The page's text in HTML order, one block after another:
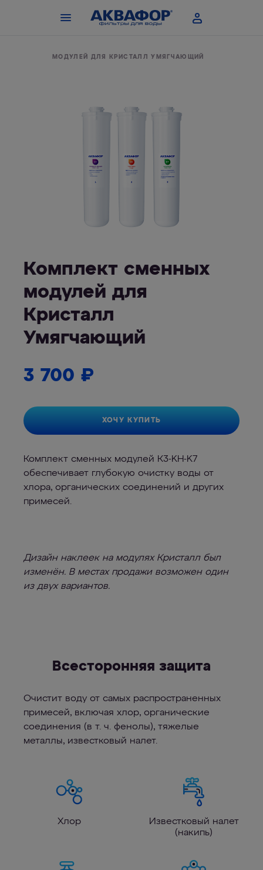
СМЕННЫХ МОДУЛЕЙ ДЛЯ КРИСТАЛЛ УМЯГЧАЮЩИЙ
Комплект сменных
модулей для
Кристалл
Умягчающий
3 700 ₽
ХОЧУ КУПИТЬ
Комплект сменных модулей К3-KН-K7
обеспечивает глубокую очистку воды от
хлора, органических соединений и других
примесей.
Дизайн наклеек на модулях Кристалл был
изменён. В местах продажи возможен один
из двух вариантов.
Всесторонняя защита
Очистит воду от самых распространенных
примесей, включая хлор, органические
соединения (в т. ч. фенолы), тяжелые
металлы, известковый налет.
Хлор
Известковый налет
(накипь)